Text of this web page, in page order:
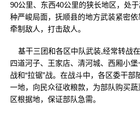
90公里、东西40公里的狭长地区，处
种严峻局面，抚顺县的地方武装紧密依
牵制敌人，打击敌人。
基干三团和各区中队武装,经常转战在
四道河子、王家店、清河城、西厢小堡
战和“拉锯”战。在战斗中，各区委干部
一地，向民众征收粮款，为部队购买
区根据地，保证部队急需。